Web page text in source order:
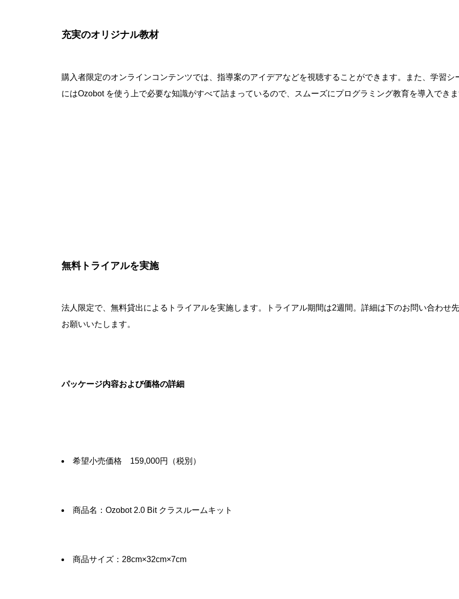
充実のオリジナル教材
購入者限定のオンラインコンテンツでは、指導案のアイデアなどを視聴することができます。また、学習シ
にはOzobot を使う上で必要な知識がすべて詰まっているので、スムーズにプログラミング教育を導入でき
無料トライアルを実施
法人限定で、無料貸出によるトライアルを実施します。トライアル期間は2週間。詳細は下のお問い合わせ
お願いいたします。
パッケージ内容および価格の詳細
希望小売価格 159,000円（税別）
商品名：Ozobot 2.0 Bit クラスルームキット
商品サイズ：28cm×32cm×7cm